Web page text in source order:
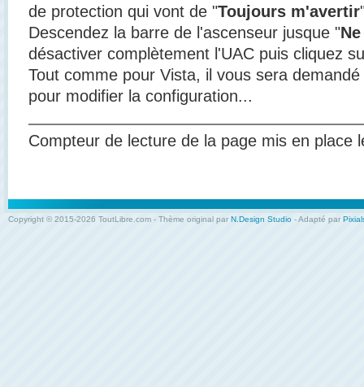
de protection qui vont de "Toujours m'avertir
Descendez la barre de l'ascenseur jusque "
désactiver complètement l'UAC puis cliquez
Tout comme pour Vista, il vous sera
pour modifier la configuration...
Compteur de lecture de la page mis en place
Copyright © 2015-2026 ToutLibre.com - Thème original par N.Design Studio - Adapté par